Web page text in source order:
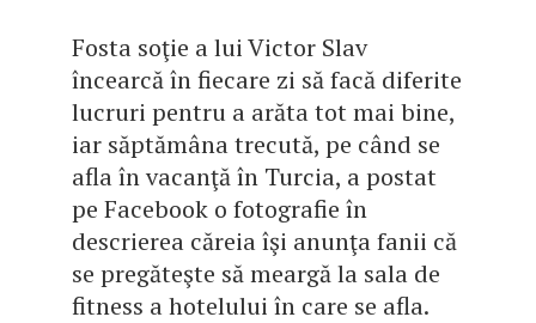
Fosta soţie a lui Victor Slav
încearcă în fiecare zi să facă diferite
lucruri pentru a arăta tot mai bine,
iar săptămâna trecută, pe când se
afla în vacanţă în Turcia, a postat
pe Facebook o fotografie în
descrierea căreia îşi anunţa fanii că
se pregăteşte să meargă la sala de
fitness a hotelului în care se afla.